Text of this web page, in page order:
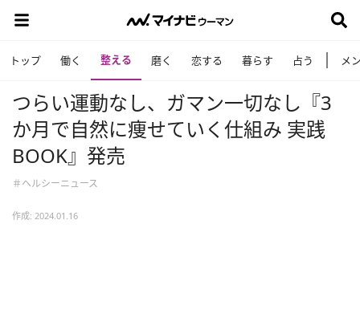
トップ 働く 整える 磨く 恋する 暮らす 占う メ
つらい運動なし、ガマン一切なし『3
か月で自然に痩せていく仕組み 実践
BOOK』発売
＃ヘルシーニュース
作成: 2024.01.16